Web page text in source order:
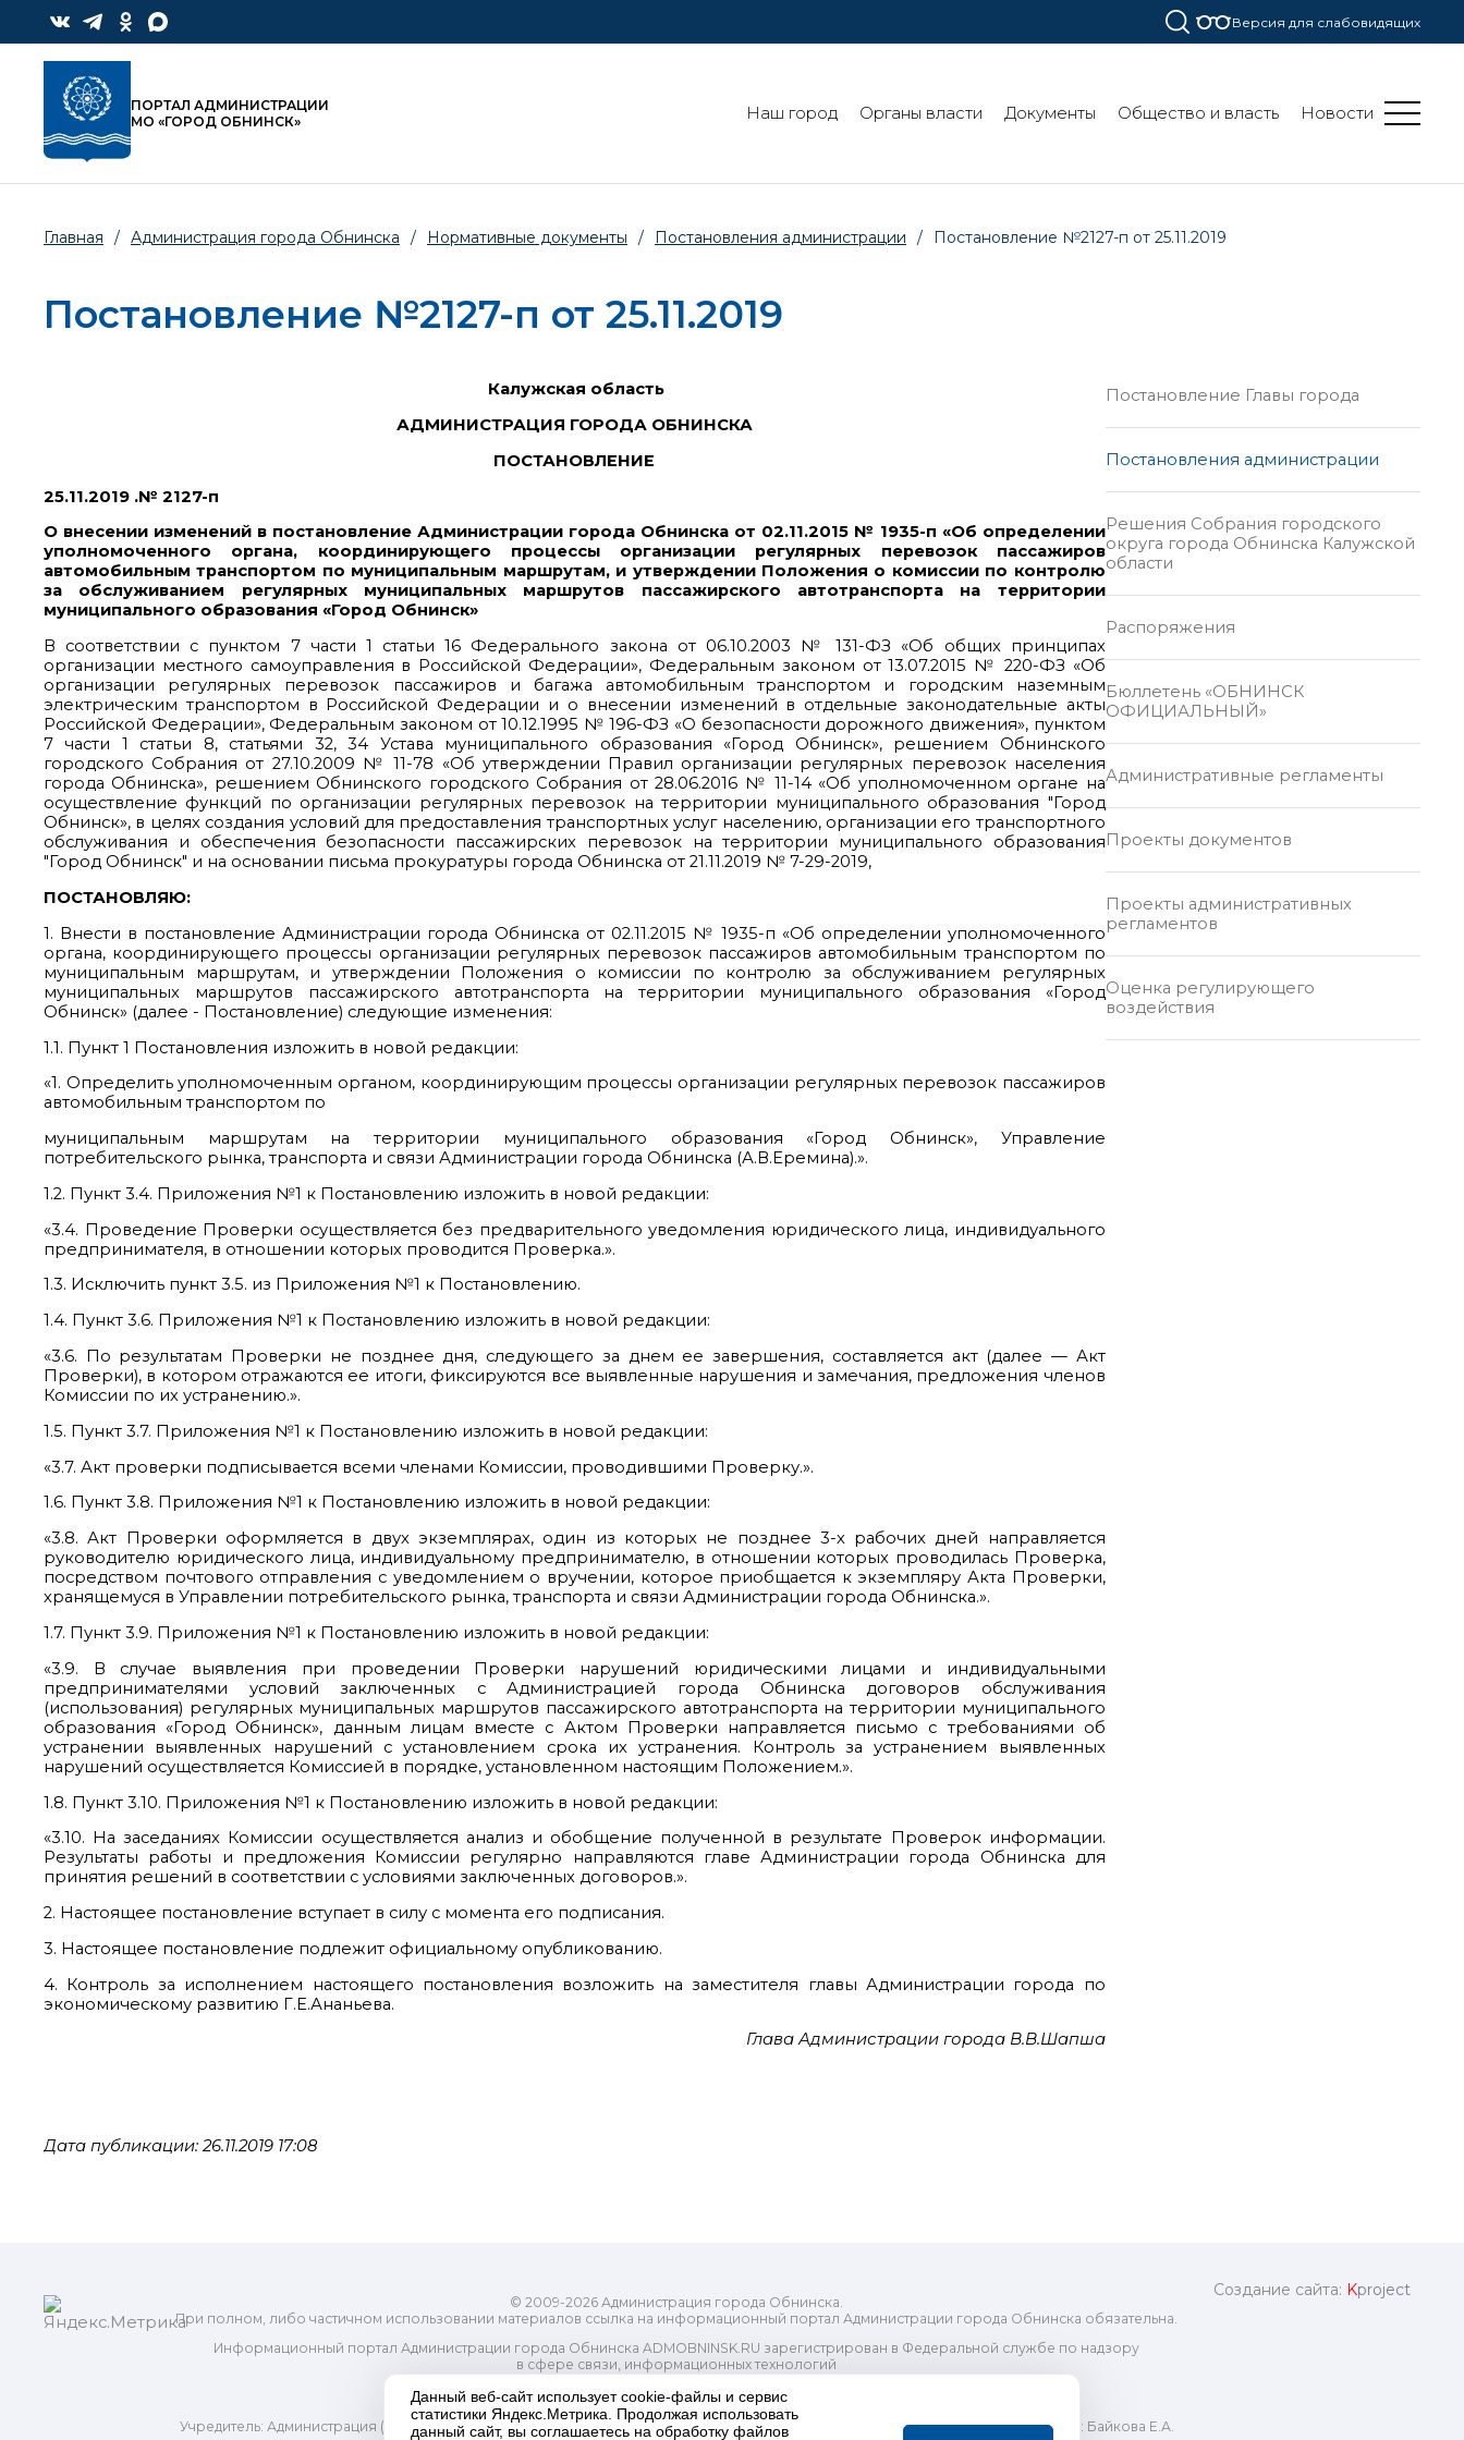
Версия для слабовидящих
ПОРТАЛ АДМИНИСТРАЦИИ
МО «ГОРОД ОБНИНСК»
Наш город Органы власти Документы Общество и власть Новости
Главная / Администрация города Обнинска / Нормативные документы / Постановления администрации / Постановление №2127-п от 25.11.2019
Постановление №2127-п от 25.11.2019
Калужская область
АДМИНИСТРАЦИЯ ГОРОДА ОБНИНСКА
ПОСТАНОВЛЕНИЕ
25.11.2019 .№ 2127-п
О внесении изменений в постановление Администрации города Обнинска от 02.11.2015 № 1935-п «Об определении
уполномоченного органа, координирующего процессы организации регулярных перевозок пассажиров
автомобильным транспортом по муниципальным маршрутам, и утверждении Положения о комиссии по контролю
за обслуживанием регулярных муниципальных маршрутов пассажирского автотранспорта на территории
муниципального образования «Город Обнинск»
В соответствии с пунктом 7 части 1 статьи 16 Федерального закона от 06.10.2003 № 131-ФЗ «Об общих принципах
организации местного самоуправления в Российской Федерации», Федеральным законом от 13.07.2015 № 220-ФЗ «Об
организации регулярных перевозок пассажиров и багажа автомобильным транспортом и городским наземным
электрическим транспортом в Российской Федерации и о внесении изменений в отдельные законодательные акты
Российской Федерации», Федеральным законом от 10.12.1995 № 196-ФЗ «О безопасности дорожного движения», пунктом
7 части 1 статьи 8, статьями 32, 34 Устава муниципального образования «Город Обнинск», решением Обнинского
городского Собрания от 27.10.2009 № 11-78 «Об утверждении Правил организации регулярных перевозок населения
города Обнинска», решением Обнинского городского Собрания от 28.06.2016 № 11-14 «Об уполномоченном органе на
осуществление функций по организации регулярных перевозок на территории муниципального образования "Город
Обнинск», в целях создания условий для предоставления транспортных услуг населению, организации его транспортного
обслуживания и обеспечения безопасности пассажирских перевозок на территории муниципального образования
"Город Обнинск" и на основании письма прокуратуры города Обнинска от 21.11.2019 № 7-29-2019,
ПОСТАНОВЛЯЮ:
1. Внести в постановление Администрации города Обнинска от 02.11.2015 № 1935-п «Об определении уполномоченного
органа, координирующего процессы организации регулярных перевозок пассажиров автомобильным транспортом по
муниципальным маршрутам, и утверждении Положения о комиссии по контролю за обслуживанием регулярных
муниципальных маршрутов пассажирского автотранспорта на территории муниципального образования «Город
Обнинск» (далее - Постановление) следующие изменения:
1.1. Пункт 1 Постановления изложить в новой редакции:
«1. Определить уполномоченным органом, координирующим процессы организации регулярных перевозок пассажиров
автомобильным транспортом по
муниципальным маршрутам на территории муниципального образования «Город Обнинск», Управление
потребительского рынка, транспорта и связи Администрации города Обнинска (А.В.Еремина).».
1.2. Пункт 3.4. Приложения №1 к Постановлению изложить в новой редакции:
«3.4. Проведение Проверки осуществляется без предварительного уведомления юридического лица, индивидуального
предпринимателя, в отношении которых проводится Проверка.».
1.3. Исключить пункт 3.5. из Приложения №1 к Постановлению.
1.4. Пункт 3.6. Приложения №1 к Постановлению изложить в новой редакции:
«3.6. По результатам Проверки не позднее дня, следующего за днем ее завершения, составляется акт (далее — Акт
Проверки), в котором отражаются ее итоги, фиксируются все выявленные нарушения и замечания, предложения членов
Комиссии по их устранению.».
1.5. Пункт 3.7. Приложения №1 к Постановлению изложить в новой редакции:
«3.7. Акт проверки подписывается всеми членами Комиссии, проводившими Проверку.».
1.6. Пункт 3.8. Приложения №1 к Постановлению изложить в новой редакции:
«3.8. Акт Проверки оформляется в двух экземплярах, один из которых не позднее 3-х рабочих дней направляется
руководителю юридического лица, индивидуальному предпринимателю, в отношении которых проводилась Проверка,
посредством почтового отправления с уведомлением о вручении, которое приобщается к экземпляру Акта Проверки,
хранящемуся в Управлении потребительского рынка, транспорта и связи Администрации города Обнинска.».
1.7. Пункт 3.9. Приложения №1 к Постановлению изложить в новой редакции:
«3.9. В случае выявления при проведении Проверки нарушений юридическими лицами и индивидуальными
предпринимателями условий заключенных с Администрацией города Обнинска договоров обслуживания
(использования) регулярных муниципальных маршрутов пассажирского автотранспорта на территории муниципального
образования «Город Обнинск», данным лицам вместе с Актом Проверки направляется письмо с требованиями об
устранении выявленных нарушений с установлением срока их устранения. Контроль за устранением выявленных
нарушений осуществляется Комиссией в порядке, установленном настоящим Положением.».
1.8. Пункт 3.10. Приложения №1 к Постановлению изложить в новой редакции:
«3.10. На заседаниях Комиссии осуществляется анализ и обобщение полученной в результате Проверок информации.
Результаты работы и предложения Комиссии регулярно направляются главе Администрации города Обнинска для
принятия решений в соответствии с условиями заключенных договоров.».
2. Настоящее постановление вступает в силу с момента его подписания.
3. Настоящее постановление подлежит официальному опубликованию.
4. Контроль за исполнением настоящего постановления возложить на заместителя главы Администрации города по
экономическому развитию Г.Е.Ананьева.
Глава Администрации города В.В.Шапша
Дата публикации: 26.11.2019 17:08
Постановление Главы города
Постановления администрации
Решения Собрания городского
округа города Обнинска Калужской
области
Распоряжения
Бюллетень «ОБНИНСК
ОФИЦИАЛЬНЫЙ»
Административные регламенты
Проекты документов
Проекты административных
регламентов
Оценка регулирующего
воздействия
© 2009-2026 Администрация города Обнинска.
При полном, либо частичном использовании материалов ссылка на информационный портал Администрации города Обнинска обязательна.
Информационный портал Администрации города Обнинска ADMOBNINSK.RU зарегистрирован в Федеральной службе по надзору
в сфере связи, информационных технологий
Свидетельство о регистрации Эл № ФС77-73321
Учредитель: Администрация (исполнительно-распорядительный орган) городского округа "Город Обнинск". Главный редактор: Байкова Е.А.
Создание сайта: Kproject
Данный веб-сайт использует cookie-файлы и сервис
статистики Яндекс.Метрика. Продолжая использовать
данный сайт, вы соглашаетесь на обработку файлов